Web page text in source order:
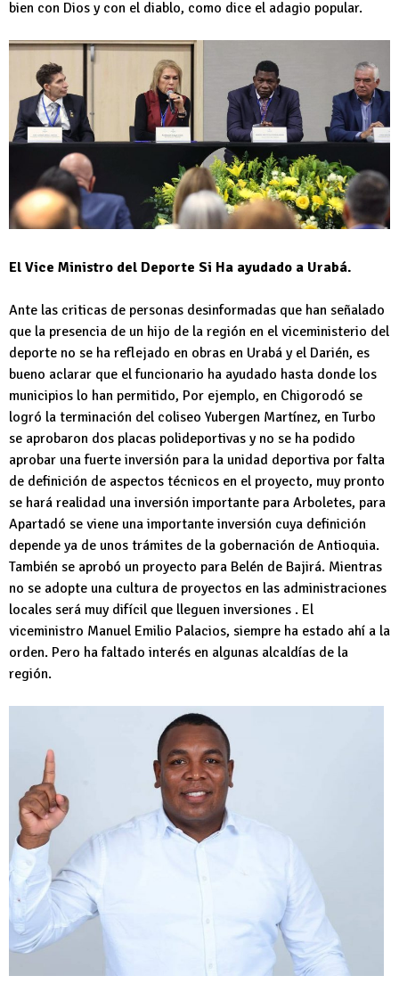
bien con Dios y con el diablo, como dice el adagio popular.
El Vice Ministro del Deporte Si Ha ayudado a Urabá.
Ante las criticas de personas desinformadas que han señalado
que la presencia de un hijo de la región en el viceministerio del
deporte no se ha reflejado en obras en Urabá y el Darién, es
bueno aclarar que el funcionario ha ayudado hasta donde los
municipios lo han permitido, Por ejemplo, en Chigorodó se
logró la terminación del coliseo Yubergen Martínez, en Turbo
se aprobaron dos placas polideportivas y no se ha podido
aprobar una fuerte inversión para la unidad deportiva por falta
de definición de aspectos técnicos en el proyecto, muy pronto
se hará realidad una inversión importante para Arboletes, para
Apartadó se viene una importante inversión cuya definición
depende ya de unos trámites de la gobernación de Antioquia.
También se aprobó un proyecto para Belén de Bajirá. Mientras
no se adopte una cultura de proyectos en las administraciones
locales será muy difícil que lleguen inversiones . El
viceministro Manuel Emilio Palacios, siempre ha estado ahí a la
orden. Pero ha faltado interés en algunas alcaldías de la
región.